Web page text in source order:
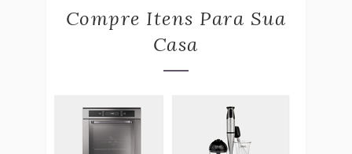
Compre Itens Para Sua
Casa